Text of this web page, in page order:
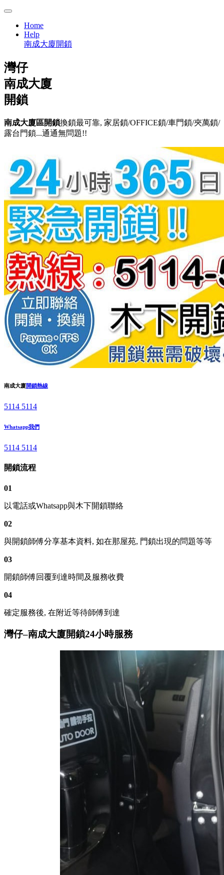
Home
Help
南成大廈開鎖
灣仔
南成大廈
開鎖
南成大廈區開鎖換鎖最可靠, 家居鎖/OFFICE鎖/車門鎖/夾萬鎖/
露台門鎖...通通無問題!!
南成大廈開鎖熱線
5114 5114
Whatsapp我們
5114 5114
開鎖流程
01
以電話或Whatsapp與木下開鎖聯絡
02
與開鎖師傅分享基本資料, 如在那屋苑, 門鎖出現的問題等等
03
開鎖師傅回覆到達時間及服務收費
04
確定服務後, 在附近等待師傅到達
灣仔–南成大廈開鎖24小時服務